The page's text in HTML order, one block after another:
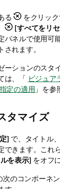
る
をクリッ
[すべてをリ
パネルで使用可
れます。
ーションのスタ
は、「 ビジュア
定の適用 」を参
タマイズ
] で、タイトル
できます。これ
を表示] をオフ
次のコンポーネ